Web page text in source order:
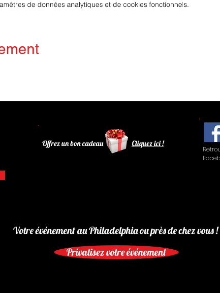
de données analytiques et de cookies fonctionnels.
Offrez un bon cadeau Cliquez ici !
Votre événement au Philadelphia ou près de chez vous !
Privatisez votre événement